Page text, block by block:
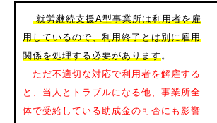
就労継続支援A型事業所は利用者を雇
用しているので、利用終了とは別に雇用
関係を処理する必要があります。
ただ不適切な対応で利用者を解雇する
と、当人とトラブルになる他、事業所全
体で受給している助成金の可否にも影響